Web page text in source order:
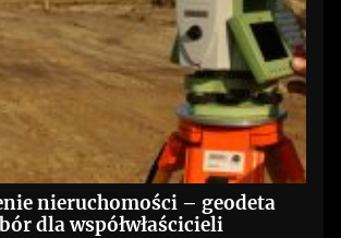
nieruchomości – geodeta
dla współwłaścicieli